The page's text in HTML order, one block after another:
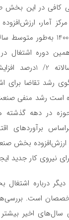
کافی در این
آمار،
دوره اشتغال
به‌‌‌طور متوسط
رشد تقاضا برای
رشد منفی
در دهه گذشته
برآوردهای
ارزش‌افزوده بخش
درباره
است.
اخیر بیشتر